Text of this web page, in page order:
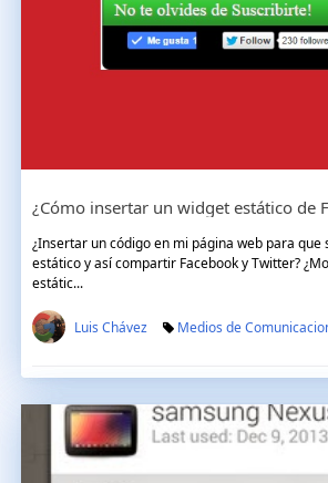
¿Insertar un código en mi página web para
estático y así compartir Facebook y Twitter?
estátic...
Luis Chávez Medios de